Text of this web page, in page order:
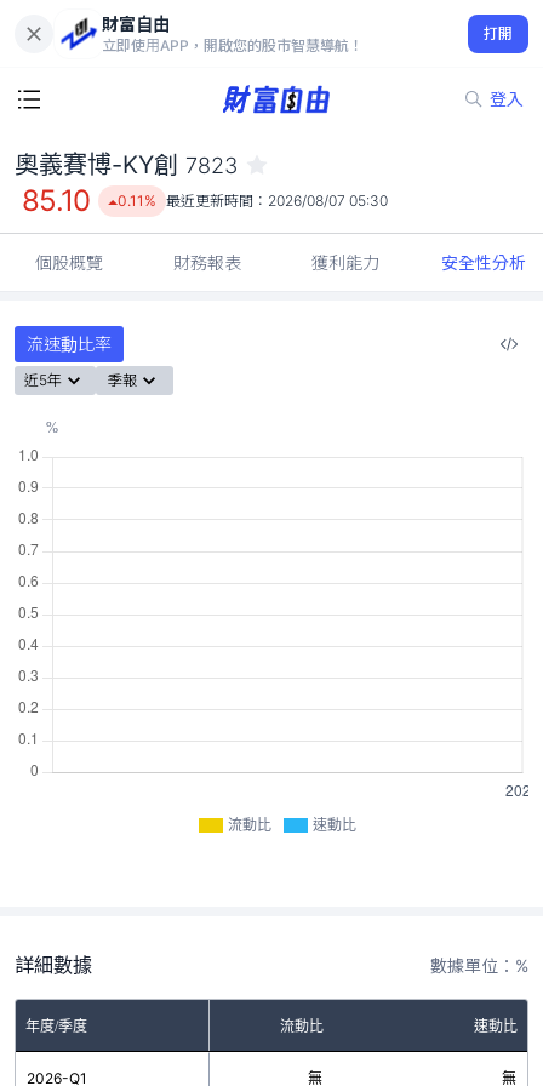
財富自由
立即使用APP，開啟您的股市智慧導航！
打開
登入
85.10
0.11%
奧義賽博-KY創 7823
85.10 0.11% 最近更新時間： 2026/08/07 05:30
個股概覽 財務報表 獲利能力 安全性分析
流速動比率
近5年 季報
流動比 速動比
詳細數據 數據單位：%
年度/季度 流動比 速動比
2026-Q1 無 無